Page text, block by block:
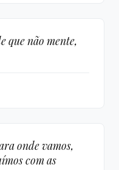
que não mente,
onde vamos,
com as